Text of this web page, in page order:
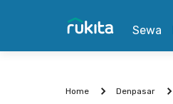
Sewa
Home Denpasar